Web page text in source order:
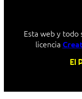
Esta web y
licencia
El